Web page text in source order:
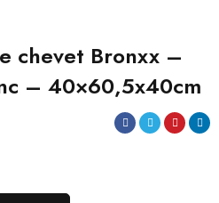
chevet Bronxx –
– 40×60,5x40cm